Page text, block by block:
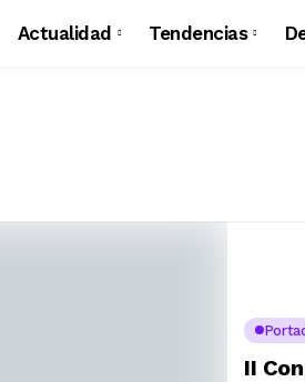
Actualidad Tendencias
II